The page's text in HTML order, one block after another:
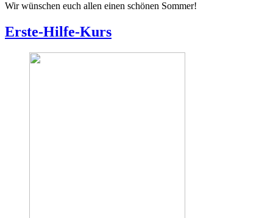
Wir wünschen euch allen einen schönen Sommer!
Erste-Hilfe-Kurs